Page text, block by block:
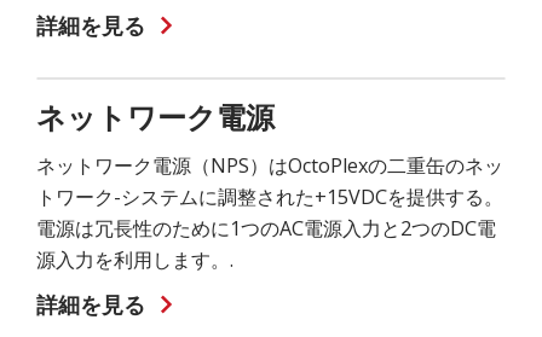
詳細を見る
ネットワーク電源
ネットワーク電源（NPS）はOctoPlexの二重缶のネッ
トワーク-システムに調整された+15VDCを提供する。
電源は冗長性のために1つのAC電源入力と2つのDC電
源入力を利用します。.
詳細を見る